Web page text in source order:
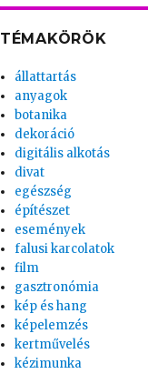
TÉMAKÖRÖK
állattartás
anyagok
botanika
dekoráció
digitális alkotás
divat
egészség
építészet
események
falusi karcolatok
film
gasztronómia
kép és hang
képelemzés
kertművelés
kézimunka